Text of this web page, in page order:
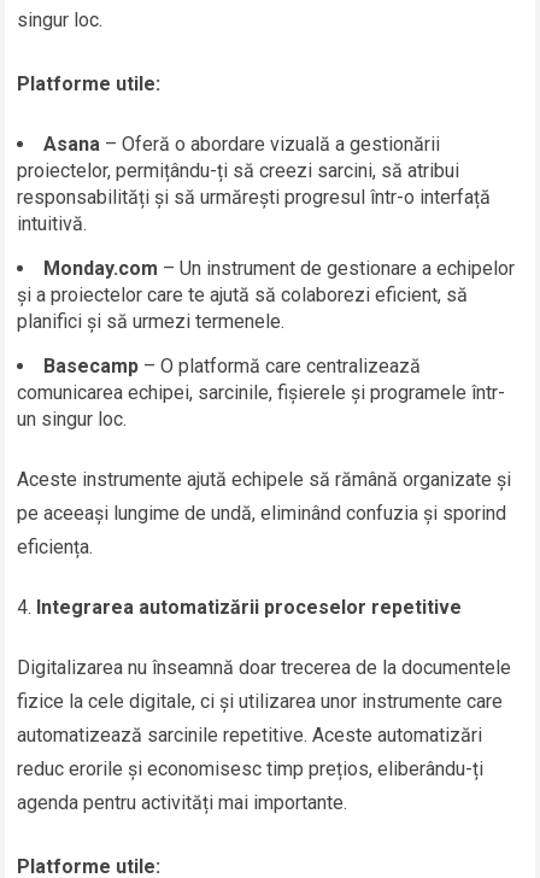
singur loc.
Platforme utile:
Asana – Oferă o abordare vizuală a gestionării
proiectelor, permițându-ți să creezi sarcini, să atribui
responsabilități și să urmărești progresul într-o interfață
intuitivă.
Monday.com – Un instrument de gestionare a echipelor
și a proiectelor care te ajută să colaborezi eficient, să
planifici și să urmezi termenele.
Basecamp – O platformă care centralizează
comunicarea echipei, sarcinile, fișierele și programele într-
un singur loc.
Aceste instrumente ajută echipele să rămână organizate și
pe aceeași lungime de undă, eliminând confuzia și sporind
eficiența.
Integrarea automatizării proceselor repetitive
Digitalizarea nu înseamnă doar trecerea de la documentele
fizice la cele digitale, ci și utilizarea unor instrumente care
automatizează sarcinile repetitive. Aceste automatizări
reduc erorile și economisesc timp prețios, eliberându-ți
agenda pentru activități mai importante.
Platforme utile: